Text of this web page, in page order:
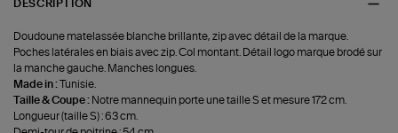
DESCRIPTION
Doudoune matelassée blanche brillante, zip avec détail de la marque.
Poches latérales en biais avec zip. Col montant. Détail logo marque brodé sur
la manche gauche. Manches longues.
Made in :Tunisie.
Taille & Coupe : Notre mannequin porte une taille S et mesure 172 cm.
Longueur (taille S) : 63 cm.